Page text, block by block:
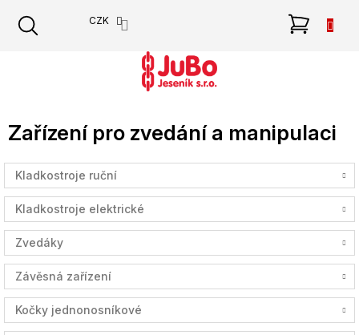
obsah
CZK
Zařízení pro zvedání a manipulaci
Kladkostroje ruční
Kladkostroje elektrické
Zvedáky
Závěsná zařízení
Kočky jednonosníkové